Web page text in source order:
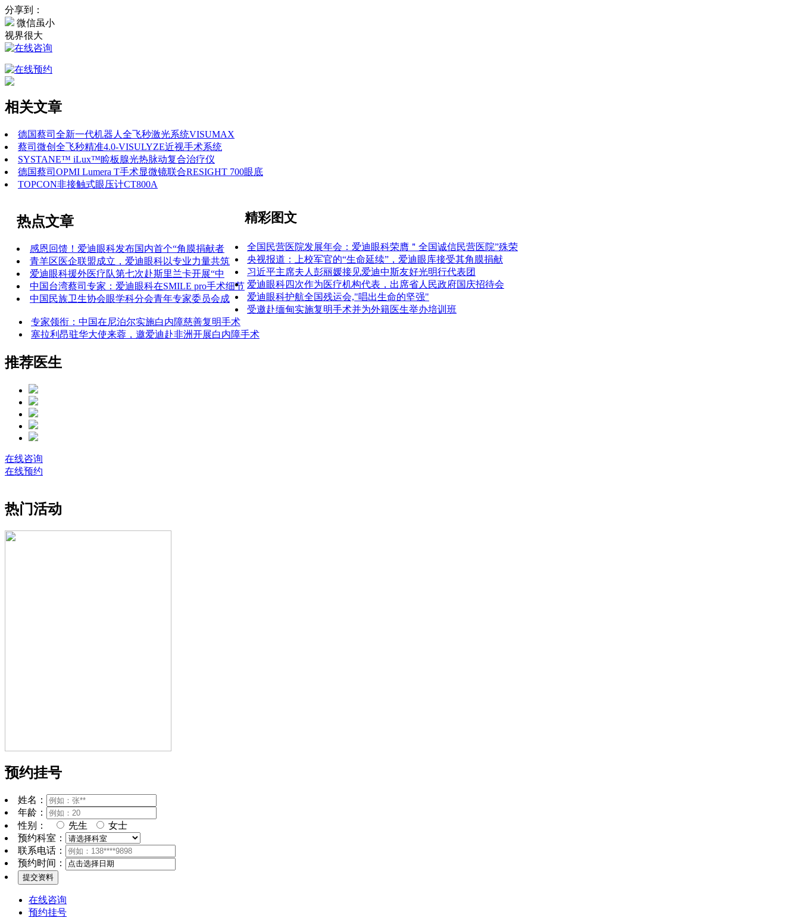
分享到：
微信虽小
视界很大
相关文章
德国蔡司全新一代机器人全飞秒激光系统VISUMAX
蔡司微创全飞秒精准4.0-VISULYZE近视手术系统
SYSTANE™ iLux™睑板腺光热脉动复合治疗仪
德国蔡司OPMI Lumera T手术显微镜联合RESIGHT 700眼底
TOPCON非接触式眼压计CT800A
热点文章
感恩回馈！爱迪眼科发布国内首个“角膜捐献者
青羊区医企联盟成立，爱迪眼科以专业力量共筑
爱迪眼科援外医疗队第七次赴斯里兰卡开展“中
中国台湾蔡司专家：爱迪眼科在SMILE pro手术细节
中国民族卫生协会眼学科分会青年专家委员会成
精彩图文
全国民营医院发展年会：爱迪眼科荣膺＂全国诚信民营医院”殊荣
央视报道：上校军官的“生命延续”，爱迪眼库接受其角膜捐献
习近平主席夫人彭丽媛接见爱迪中斯友好光明行代表团
爱迪眼科四次作为医疗机构代表，出席省人民政府国庆招待会
爱迪眼科护航全国残运会,"唱出生命的坚强"
受邀赴缅甸实施复明手术并为外籍医生举办培训班
专家领衔：中国在尼泊尔实施白内障慈善复明手术
塞拉利昂驻华大使来蓉，邀爱迪赴非洲开展白内障手术
推荐医生
在线咨询
在线预约
热门活动
预约挂号
姓名：
年龄：
性别：
先生
女士
预约科室：
联系电话：
预约时间：
在线咨询
预约挂号